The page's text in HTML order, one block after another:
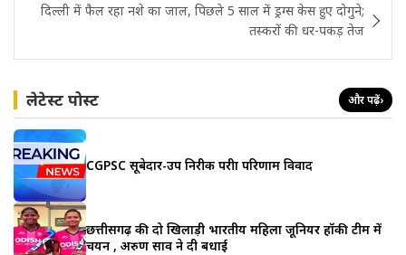
दिल्ली में फैल रहा नशे का जाल, पिछले 5 साल में ड्रग्स केस हुए दोगुने;
तस्करों की धर-पकड़ तेज
लेटेस्ट पोस्ट और पढ़ें›
CGPSC सूबेदार-उप निरीक्षक परीक्षा परिणाम विवाद
छत्तीसगढ़ की दो खिलाड़ी भारतीय महिला जूनियर हॉकी टीम में
चयन , अरुण साव ने दी बधाई